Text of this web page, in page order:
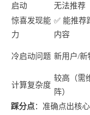
启动
无法推荐
惊喜发现能
力
✅ 能推荐
内容
冷启动问题 新用户/新
计算复杂度
较高（需
阵）
踩分点：准确点出核